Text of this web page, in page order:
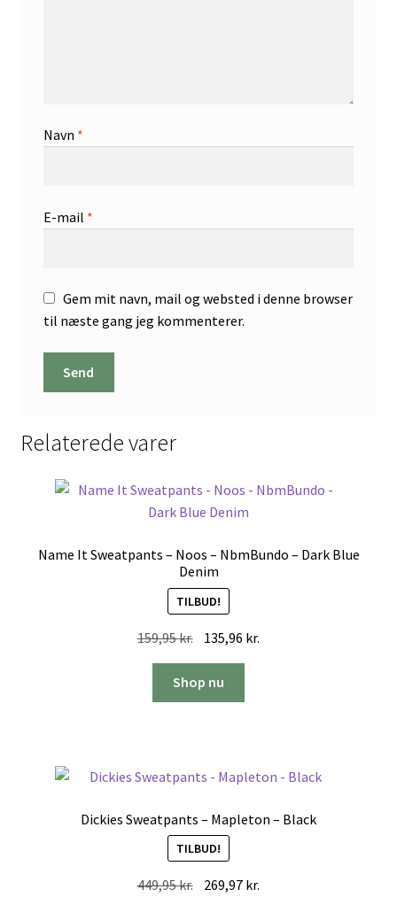
Navn *
E-mail *
Gem mit navn, mail og websted i denne browser
til næste gang jeg kommenterer.
Relaterede varer
Name It Sweatpants – Noos – NbmBundo – Dark Blue
Denim
TILBUD!
159,95kr. Den
pris
var:
135,96 kr.
Shop nu
Dickies Sweatpants – Mapleton – Black
TILBUD!
449,95kr. Den
269,97 kr.